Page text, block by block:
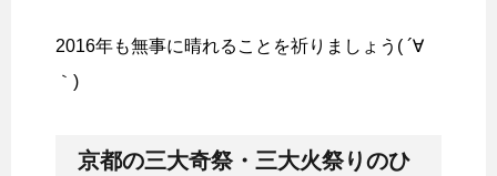
2016年も無事に晴れることを祈りましょう( ´∀
｀)
京都の三大奇祭・三大火祭りのひ